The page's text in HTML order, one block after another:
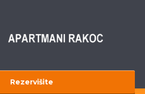
Rezervišite